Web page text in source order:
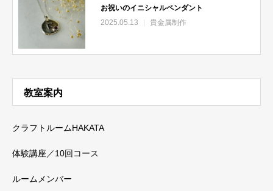
お祝いのイニシャルペンダント
2025.05.13
貴金属制作
教室案内
クラフトルームHAKATA
体験講座／10回コース
ルームメンバー